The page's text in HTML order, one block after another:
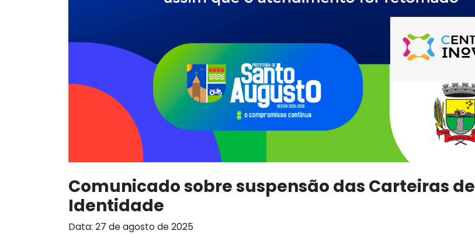
Comunicado sobre suspensão das Carteiras de
Identidade
Data: 27 de agosto de 2025